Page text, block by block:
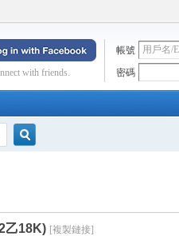
帳號
密碼
with friends.
索
乙18K) [複製鏈接]